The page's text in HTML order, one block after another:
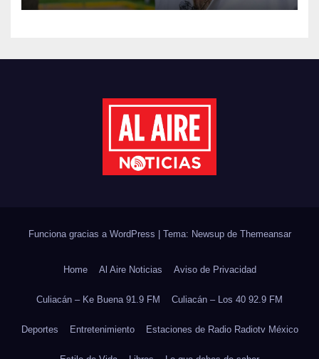
MANTENIMIENTO Y
DEL CICLO ESCOLAR 2026-
Funciona gracias a WordPress | Tema: Newsup de Themeansar
Home Al Aire Noticias Aviso de Privacidad
Culiacán – Ke Buena 91.9 FM Culiacán – Los 40 92.9 FM
Deportes Entretenimiento Estaciones de Radio Radiotv México